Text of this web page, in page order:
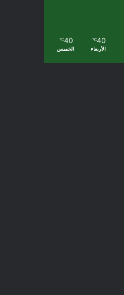
40
℃
الأربعاء
40
℃
الخميس